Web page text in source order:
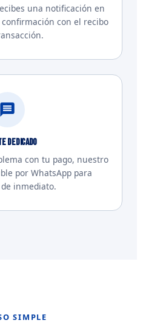
una notificación en
con el recibo
dedicado
con tu pago, nuestro
por WhatsApp para
inmediato.
SIMPLE